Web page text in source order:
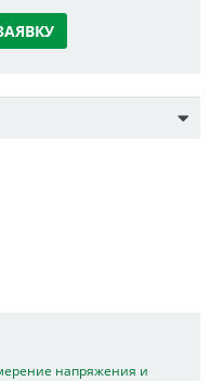
напряжения и